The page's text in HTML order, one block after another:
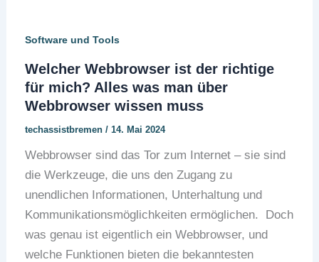
Software und Tools
Welcher Webbrowser ist der richtige
für mich? Alles was man über
Webbrowser wissen muss
techassistbremen / 14. Mai 2024
Webbrowser sind das Tor zum Internet – sie sind
die Werkzeuge, die uns den Zugang zu
unendlichen Informationen, Unterhaltung und
Kommunikationsmöglichkeiten ermöglichen. Doch
was genau ist eigentlich ein Webbrowser, und
welche Funktionen bieten die bekanntesten